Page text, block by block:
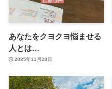
あなたをクヨクヨ悩ませる
人とは…
2025年11月28日